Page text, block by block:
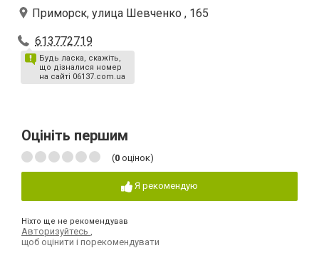
Приморск, улица Шевченко , 165
613772719
Будь ласка, скажіть,
що дізналися номер
на сайті 06137.com.ua
Оцініть першим
(0 оцінок)
Я рекомендую
Ніхто ще не рекомендував
Авторизуйтесь
щоб оцінити і порекомендувати